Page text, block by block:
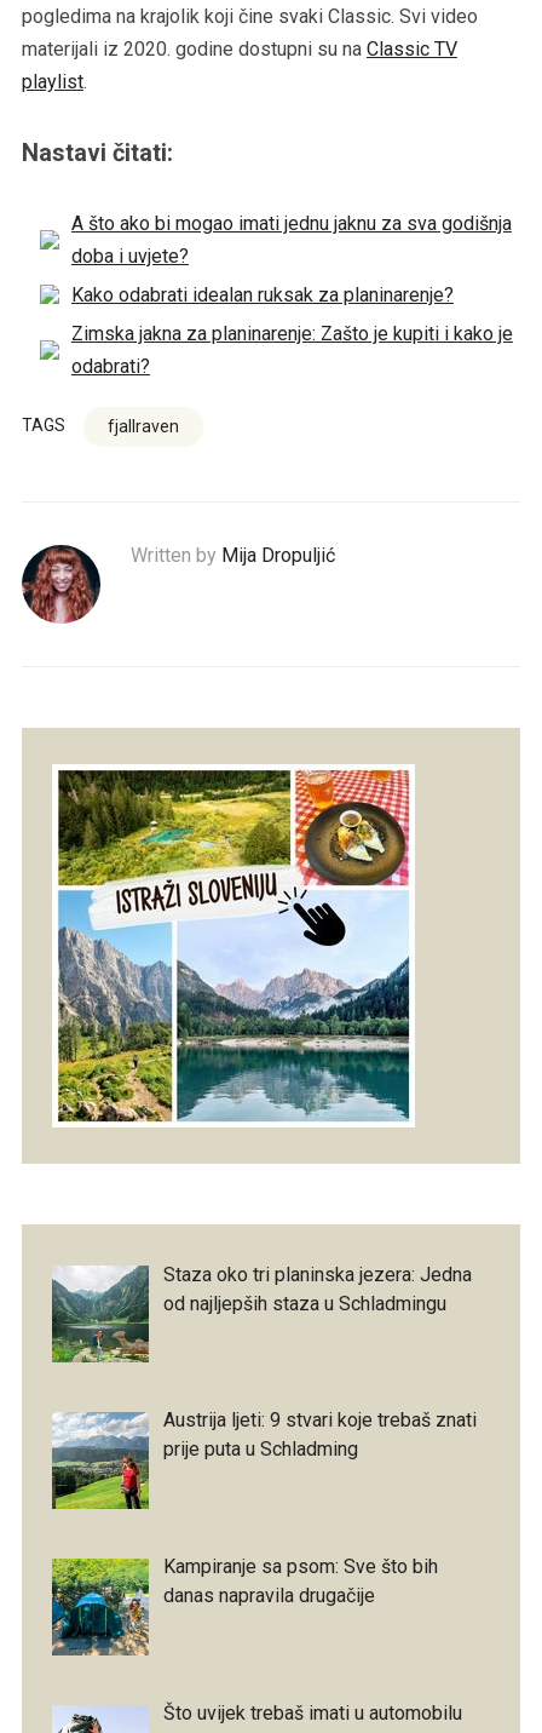
pogledima na krajolik koji čine svaki Classic. Svi video
materijali iz 2020. godine dostupni su na Classic TV
playlist.
Nastavi čitati:
A što ako bi mogao imati jednu jaknu za sva godišnja
doba i uvjete?
Kako odabrati idealan ruksak za planinarenje?
Zimska jakna za planinarenje: Zašto je kupiti i kako je
odabrati?
TAGS fjallraven
Written by Mija Dropuljić
Staza oko tri planinska jezera: Jedna
od najljepših staza u Schladmingu
Austrija ljeti: 9 stvari koje trebaš znati
prije puta u Schladming
Kampiranje sa psom: Sve što bih
danas napravila drugačije
Što uvijek trebaš imati u automobilu